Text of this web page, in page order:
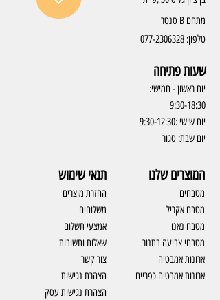
מתחם B סנטר
טלפון: 077-2306328
שעות פתיחה
יום ראשון - חמישי:
9:30-18:30
יום שישי :9:30-12:30
יום שבת: סגור
תנאי שימוש
החזרת מוצרים
משלוחים
אמצעי תשלום
שאלות ותשובות
צור קשר
​הצהרת נגישות
הצהרת נגישות עסק
המוצרים שלנו
מטבחים
מטבח אקריל
מטבח נאנו
מטבחי צביעה בתנור
ארונות אמבטיה
ארונות אמבטיה כפריים